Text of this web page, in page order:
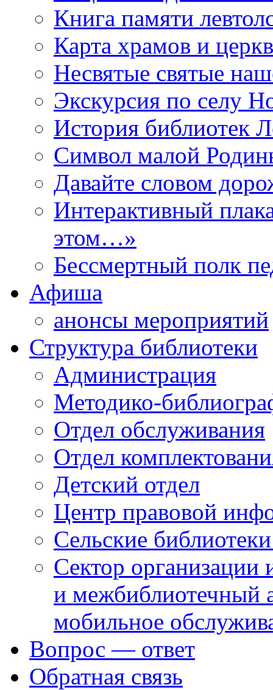
Книга памяти
Карта храмов и
Несвятые святые
Экскурсия по селу
История библиотек
Символ малой
Давайте словом
Интерактивный
этом…»
Бессмертный полк
Афиша
анонсы мероприятий
Структура библиотеки
Администрация
Методико-
Отдел обслуживания
Отдел
Детский отдел
Центр правовой
Сельские
Сектор организации
и межбиблиотечный
мобильное
Вопрос — ответ
Обратная связь